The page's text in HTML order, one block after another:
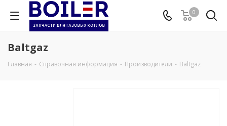
0
Baltgaz
Главная - Справочная информация - Производители - Baltgaz